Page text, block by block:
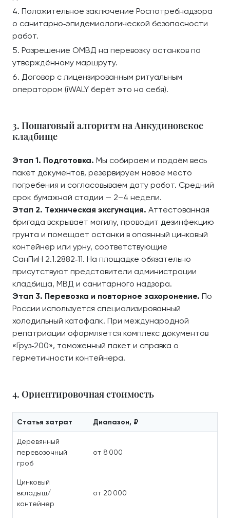
Положительное заключение Роспотребнадзора
о санитарно‑эпидемиологической безопасности
работ.
Разрешение ОМВД на перевозку останков по
утверждённому маршруту.
Договор с лицензированным ритуальным
оператором (iWALY берёт это на себя).
3. Пошаговый алгоритм на Анкудиновское
кладбище
Этап 1. Подготовка. Мы собираем и подаём весь
пакет документов, резервируем новое место
погребения и согласовываем дату работ. Средний
срок бумажной стадии — 2–4 недели.
Этап 2. Техническая эксгумация. Аттестованная
бригада вскрывает могилу, проводит дезинфекцию
грунта и помещает останки в опаянный цинковый
контейнер или урну, соответствующие
СанПиН 2.1.2882‑11. На площадке обязательно
присутствуют представители администрации
кладбища, МВД и санитарного надзора.
Этап 3. Перевозка и повторное захоронение. По
России используется специализированный
холодильный катафалк. При международной
репатриации оформляется комплекс документов
«Груз‑200», таможенный пакет и справка о
герметичности контейнера.
4. Ориентировочная стоимость
Статья затрат Диапазон, ₽
Деревянный
перевозочный
гроб
от 8 000
Цинковый
вкладыш/
контейнер
от 20 000